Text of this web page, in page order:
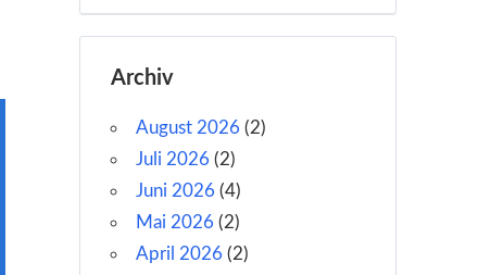
Archiv
August 2026 (2)
Juli 2026 (2)
Juni 2026 (4)
Mai 2026 (2)
April 2026 (2)